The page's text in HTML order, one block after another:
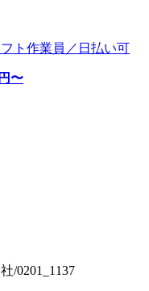
ト作業員／日払い可
円〜
/0201_1137